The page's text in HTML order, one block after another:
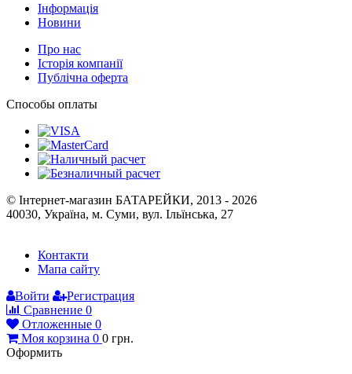
Інформація
Новини
Про нас
Історія компанії
Публічна оферта
Способы оплаты
© Інтернет-магазин БАТАРЕЙКИ, 2013 - 2026
40030, Україна, м. Суми, вул. Ільїнська, 27
Контакти
Мапа сайту
Войти
Регистрация
Сравнение 0
Отложенные 0
Моя корзина 0 0 грн.
Оформить